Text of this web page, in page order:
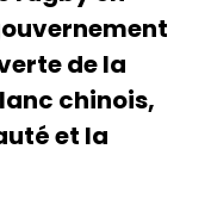
de la
chinois,
et la